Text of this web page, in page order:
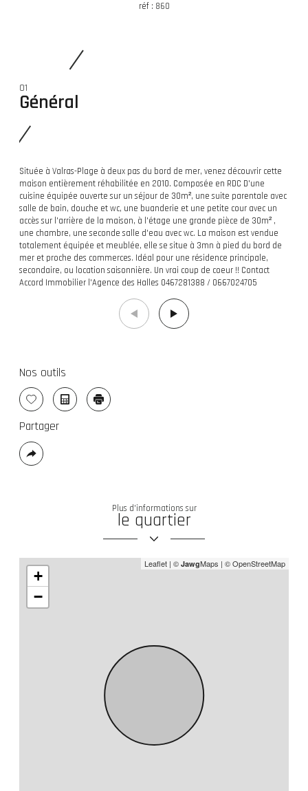
réf : 860
01
Général
Située à Valras-Plage à deux pas du bord de mer, venez découvrir cette
maison entièrement réhabilitée en 2010. Composée en RDC D'une
cuisine équipée ouverte sur un séjour de 30m², une suite parentale avec
salle de bain, douche et wc, une buanderie et une petite cour avec un
accès sur l'arrière de la maison, à l'étage une grande pièce de 30m² ,
une chambre, une seconde salle d'eau avec wc. La maison est vendue
totalement équipée et meublée, elle se situe à 3mn à pied du bord de
mer et proche des commerces. Idéal pour une résidence principale,
secondaire, ou location saisonnière. Un vrai coup de coeur !! Contact
Accord Immobilier l'Agence des Halles 0467281388 / 0667024705
Nos outils
SélectionnerCalculatriceImprimer
Partager
Plus
de
Plus d'informations sur
le quartier
+
−
Leaflet | © JawgMaps | © OpenStreetMap